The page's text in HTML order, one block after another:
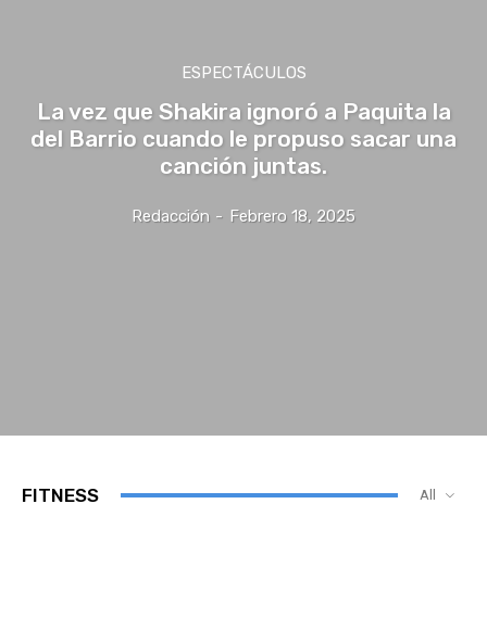
ESPECTÁCULOS
La vez que Shakira ignoró a Paquita la
del Barrio cuando le propuso sacar una
canción juntas.
Redacción - Febrero 18, 2025
FITNESS All